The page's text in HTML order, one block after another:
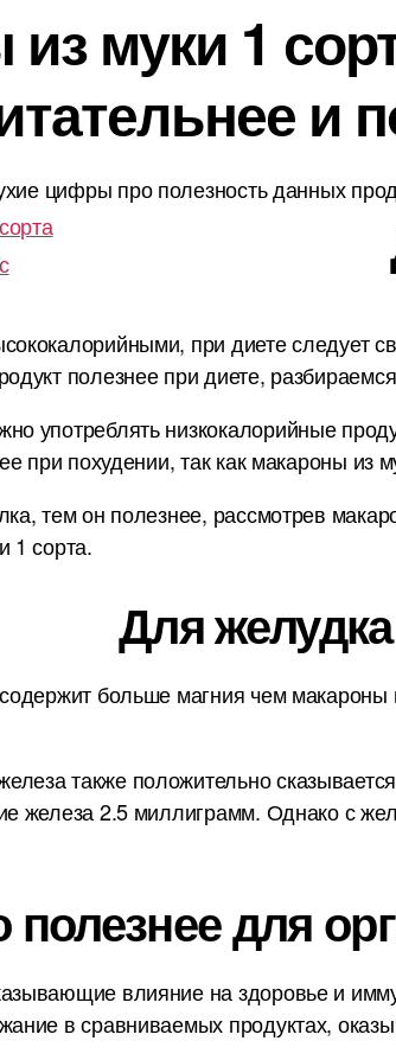
муки 1
и
цифры про полезность данных
при диете следует
полезнее при диете,
употреблять низкокалорийные
при похудении, так как макароны из
тем он полезнее, рассмотрев
1 сорта.
Для
больше магния чем
также положительно
железа 2.5 миллиграмм. Однако с
полезнее для
влияние на здоровье и
в сравниваемых продуктах,